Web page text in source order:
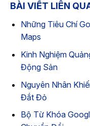
BÀI VIẾT LIÊN
Những Tiêu Chí
Maps
Kinh Nghiệm
Động Sản
Nguyên Nhân
Đắt Đỏ
Bộ Từ Khóa